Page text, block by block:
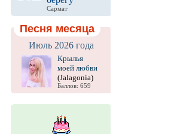
Сармат
Песня месяца
Июль 2026 года
Крылья
моей любви
(Jalagonia)
Баллов: 659